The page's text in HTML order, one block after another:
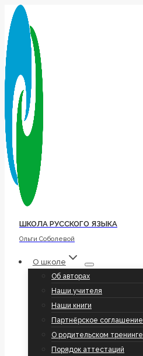
Перейти
содержимому
ШКОЛА РУССКОГО ЯЗЫКА
Ольги Соболевой
О школе
Об авторах
Наши учителя
Наши книги
Партнёрское соглашение
О родительском тренинге
Порядок аттестаций